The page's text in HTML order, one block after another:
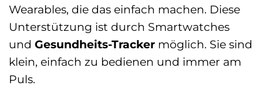
Wearables, die das einfach machen. Diese
Unterstützung ist durch Smartwatches
und Gesundheits-Tracker möglich. Sie sind
klein, einfach zu bedienen und immer am
Puls.